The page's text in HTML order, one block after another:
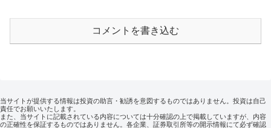
コメントを書き込む
当サイトが提供する情報は投資の助言・勧誘を意図するものではありません。投資は自己
責任でお願いいたします。
また、当サイトに記載されている内容については十分確認の上で掲載していますが、内容
の正確性を保証するものではありません。各企業、証券取引所等の開示情報にて必ず確認